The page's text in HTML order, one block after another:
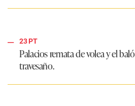
23 PT
Palacios remata de volea y el
travesaño.